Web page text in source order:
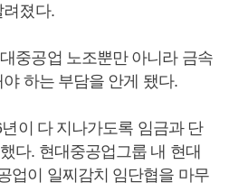
려졌다.
중공업 노조뿐만 아니라 금속
하는 부담을 안게 됐다.
이 다 지나가도록 임금과 단
다. 현대중공업그룹 내 현대
업이 일찌감치 임단협을 마무